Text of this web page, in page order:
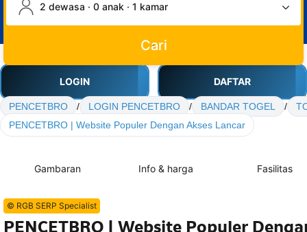
2 dewasa · 0 anak · 1 kamar
Cari
LOGIN DAFTAR
PENCETBRO / LOGIN PENCETBRO / BANDAR TOGEL /
PENCETBRO | Website Populer Dengan Akses Lancar
Gambaran Info & harga Fasilitas
© RGB SERP Specialist
PENCETBRO | Website Populer